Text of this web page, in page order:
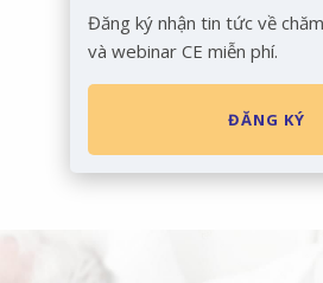
Đăng ký nhận tin tức về
và webinar CE miễn phí.
ĐĂNG KÝ